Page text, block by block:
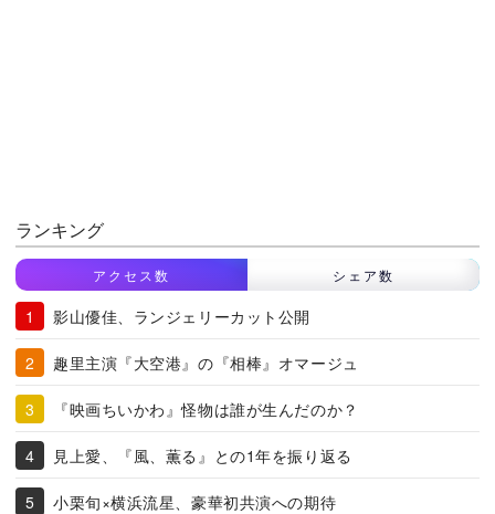
ランキング
アクセス数 シェア数
影山優佳、ランジェリーカット公開
趣里主演『大空港』の『相棒』オマージュ
『映画ちいかわ』怪物は誰が生んだのか？
見上愛、『風、薫る』との1年を振り返る
小栗旬×横浜流星、豪華初共演への期待